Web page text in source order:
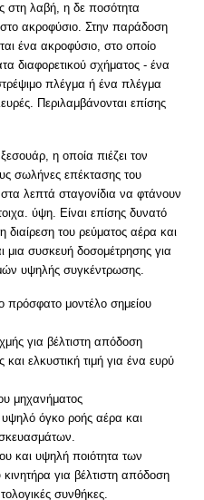
στη λαβή, η δε ποσότητα
ακροφύσιο. Στην παράδοση
ένα ακροφύσιο, στο οποίο
διαφορετικού σχήματος - ένα
πλέγμα ή ένα πλέγμα
Περιλαμβάνονται επίσης
η οποία πιέζει τον
σωλήνες επέκτασης του
λεπτά σταγονίδια να φτάνουν
ύψη. Είναι επίσης δυνατό
διαίρεση του ρεύματος αέρα και
μια συσκευή δοσομέτρησης για
υψηλής συγκέντρωσης.
μοντέλο σημείου
για βέλτιστη απόδοση
ελκυστική τιμή για ένα ευρύ
μηχανήματος
όγκο ροής αέρα και
και υψηλή ποιότητα των
για βέλτιστη απόδοση
συνθήκες.